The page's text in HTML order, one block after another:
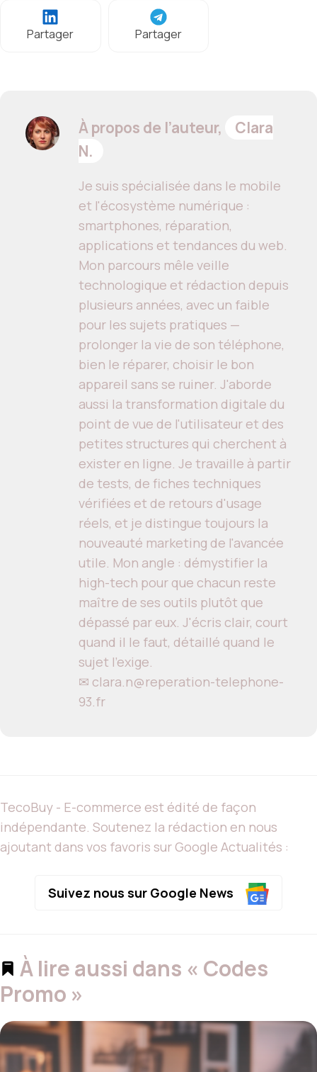
Partager Partager
À propos de l’auteur,
Clara
N.
Je suis spécialisée dans le mobile
et l'écosystème numérique :
smartphones, réparation,
applications et tendances du web.
Mon parcours mêle veille
technologique et rédaction depuis
plusieurs années, avec un faible
pour les sujets pratiques —
prolonger la vie de son téléphone,
bien le réparer, choisir le bon
appareil sans se ruiner. J'aborde
aussi la transformation digitale du
point de vue de l'utilisateur et des
petites structures qui cherchent à
exister en ligne. Je travaille à partir
de tests, de fiches techniques
vérifiées et de retours d'usage
réels, et je distingue toujours la
nouveauté marketing de l'avancée
utile. Mon angle : démystifier la
high-tech pour que chacun reste
maître de ses outils plutôt que
dépassé par eux. J'écris clair, court
quand il le faut, détaillé quand le
sujet l'exige.
✉ clara.n@reperation-telephone-
93.fr
TecoBuy - E-commerce est édité de façon
indépendante. Soutenez la rédaction en nous
ajoutant dans vos favoris sur Google Actualités :
Suivez nous sur Google News
À lire aussi dans « Codes
Promo »